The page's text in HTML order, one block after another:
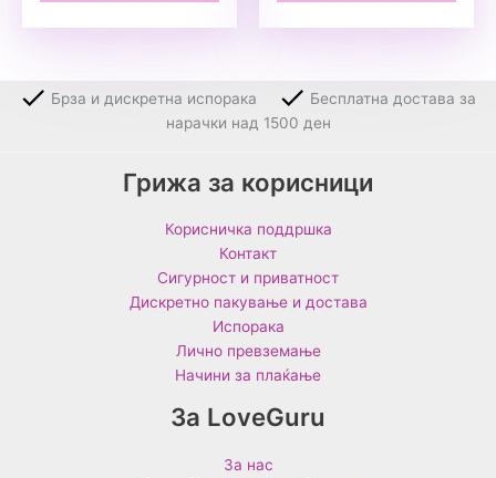
Брза и дискретна испорака
Бесплатна достава за
нарачки над 1500 ден
Грижа за корисници
Корисничка поддршка
Контакт
Сигурност и приватност
Дискретно пакување и достава
Испорака
Лично превземање
Начини за плаќање
За LoveGuru
За нас